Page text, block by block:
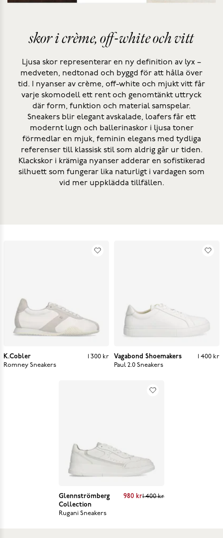
skor i crème, off-white och vitt
Ljusa skor representerar en ny definition av lyx –
medveten, nedtonad och byggd för att hålla över
tid. I nyanser av crème, off-white och mjukt vitt får
varje skomodell ett rent och genomtänkt uttryck
där form, funktion och material samspelar.
Sneakers blir elegant avskalade, loafers får ett
modernt lugn och ballerinaskor i ljusa toner
förmedlar en mjuk, feminin elegans med tydliga
referenser till klassisk stil som aldrig går ur tiden.
Klackskor i krämiga nyanser adderar en sofistikerad
silhuett som fungerar lika naturligt i vardagen som
vid mer uppklädda tillfällen.
K.Cobler
Romney Sneakers
1 300 kr
1 300 kr
Vagabond Shoemakers
Paul 2.0 Sneakers
1 400 kr
1 400 kr
Glennströmberg
Collection
Rugani Sneakers
Current price : Previous price
1 400 kr
980 kr1 400 kr